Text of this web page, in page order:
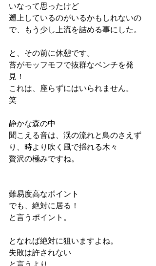
いなって思ったけど
遡上しているのがいるかもしれないの
で、もう少し上流を詰める事にした。
と、その前に休憩です。
苔がモッフモフで抜群なベンチを発
見！
これは、座らずにはいられません。
笑
静かな森の中
聞こえる音は、渓の流れと鳥のさえず
り、時より吹く風で揺れる木々
贅沢の極みですね。
難易度高なポイント
でも、絶対に居る！
と言うポイント。
となれば絶対に狙いますよね。
失敗は許されない